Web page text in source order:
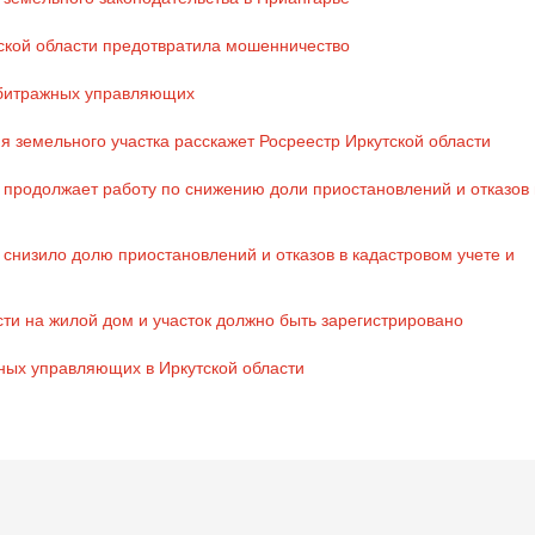
области предотвратила мошенничество
управляющих
участка расскажет Росреестр Иркутской области
работу по снижению доли приостановлений и отказов
долю приостановлений и отказов в кадастровом учете и
на жилой дом и участок должно быть зарегистрировано
управляющих в Иркутской области